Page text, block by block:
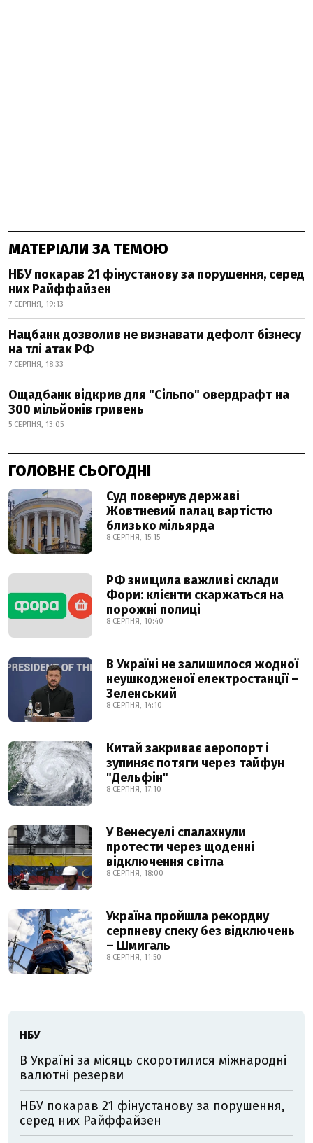
МАТЕРІАЛИ ЗА ТЕМОЮ
НБУ покарав 21 фінустанову за порушення, серед
них Райффайзен
7 СЕРПНЯ, 19:13
Нацбанк дозволив не визнавати дефолт бізнесу
на тлі атак РФ
7 СЕРПНЯ, 18:33
Ощадбанк відкрив для "Сільпо" овердрафт на
300 мільйонів гривень
5 СЕРПНЯ, 13:05
ГОЛОВНЕ СЬОГОДНІ
Суд повернув державі
Жовтневий палац вартістю
близько мільярда
8 СЕРПНЯ, 15:15
РФ знищила важливі склади
Фори: клієнти скаржаться на
порожні полиці
8 СЕРПНЯ, 10:40
В Україні не залишилося жодної
неушкодженої електростанції –
Зеленський
8 СЕРПНЯ, 14:10
Китай закриває аеропорт і
зупиняє потяги через тайфун
"Дельфін"
8 СЕРПНЯ, 17:10
У Венесуелі спалахнули
протести через щоденні
відключення світла
8 СЕРПНЯ, 18:00
Україна пройшла рекордну
серпневу спеку без відключень
– Шмигаль
8 СЕРПНЯ, 11:50
НБУ
В Україні за місяць скоротилися міжнародні
валютні резерви
НБУ покарав 21 фінустанову за порушення,
серед них Райффайзен